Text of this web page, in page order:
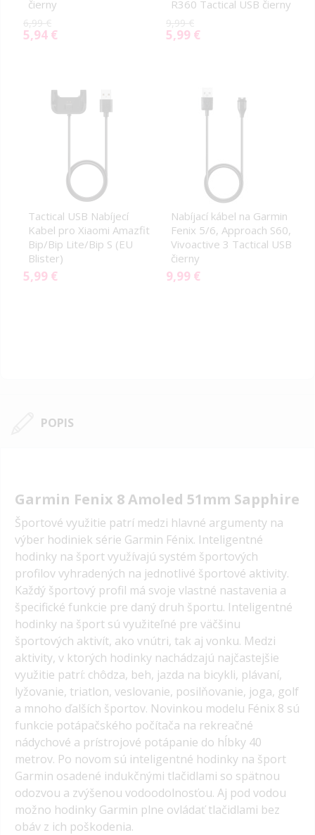
čierny
6,99 €
Special
5,94 €
R360 Tactical USB čierny
9,99 €
Special
5,99 €
Tactical USB Nabíjecí
Kabel pro Xiaomi Amazfit
Bip/Bip Lite/Bip S (EU
Blister)
5,99 €
Nabíjací kábel na Garmin
Fenix 5/6, Approach S60,
Vivoactive 3 Tactical USB
čierny
9,99 €
POPIS
Garmin Fenix 8 Amoled 51mm Sapphire
Športové využitie patrí medzi hlavné argumenty na
výber hodiniek série Garmin Fénix. Inteligentné
hodinky na šport využívajú systém športových
profilov vyhradených na jednotlivé športové aktivity.
Každý športový profil má svoje vlastné nastavenia a
špecifické funkcie pre daný druh športu. Inteligentné
hodinky na šport sú využiteľné pre väčšinu
športových aktivít, ako vnútri, tak aj vonku. Medzi
aktivity, v ktorých hodinky nachádzajú najčastejšie
využitie patrí: chôdza, beh, jazda na bicykli, plávaní,
lyžovanie, triatlon, veslovanie, posilňovanie, joga, golf
a mnoho ďalších športov. Novinkou modelu Fénix 8 sú
funkcie potápačského počítača na rekreačné
nádychové a prístrojové potápanie do hĺbky 40
metrov. Po novom sú inteligentné hodinky na šport
Garmin osadené indukčnými tlačidlami so spätnou
odozvou a zvýšenou vodoodolnosťou. Aj pod vodou
možno hodinky Garmin plne ovládať tlačidlami bez
obáv z ich poškodenia.